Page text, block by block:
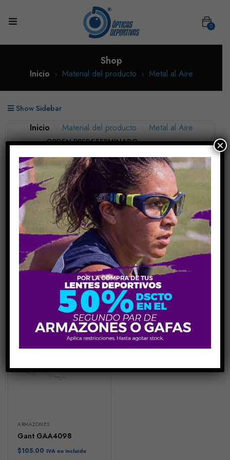
0
Shop
Inicio Material del producto Metal al Aire
Show Sidebar
Inicio Material del producto Metal al Aire
GAFAS
IVA no incluido
ARMAZONES
Gant GAA3214
$105.00 IVA no incluido
ARMAZONES
Gant GAA4098
$105.00 IVA no incluido
×